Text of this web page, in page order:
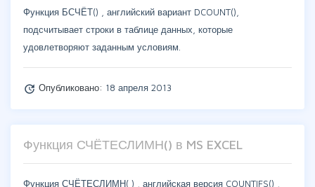
Функция БСЧЁТ() , английский вариант DCOUNT(),
подсчитывает строки в таблице данных, которые
удовлетворяют заданным условиям.
update Опубликовано: 18 апреля 2013
Функция СЧЁТЕСЛИМН() в MS EXCEL
Функция СЧЁТЕСЛИМН( ) , английская версия COUNTIFS() ,